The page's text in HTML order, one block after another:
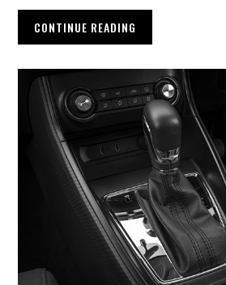
CONTINUE READING